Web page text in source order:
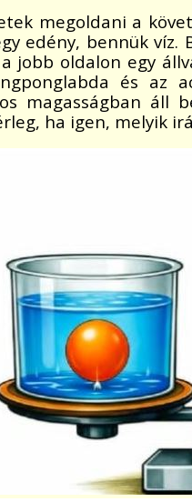
megoldani a
edény, bennük
jobb oldalon egy
és az
magasságban áll
ha igen, melyik